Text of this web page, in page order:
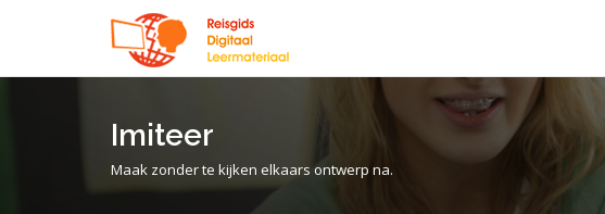
Imiteer
Maak zonder te kijken elkaars ontwerp na.